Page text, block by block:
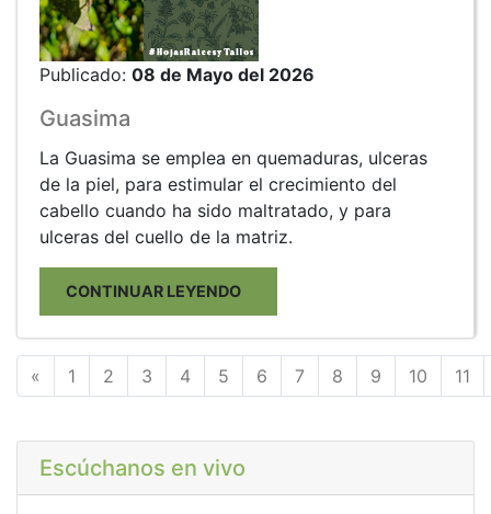
Publicado: 08 de Mayo del 2026
Guasima
La Guasima se emplea en quemaduras, ulceras
de la piel, para estimular el crecimiento del
cabello cuando ha sido maltratado, y para
ulceras del cuello de la matriz.
CONTINUAR LEYENDO
« Anterior
1 2 3 4 5 6 7 8 9 10 11
Escúchanos en vivo